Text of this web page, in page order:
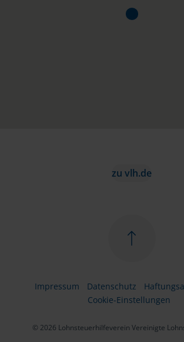
zu vlh.de
Impressum Datenschutz
Cookie-Einstellungen
© 2026 Lohnsteuerhilfeverein Vereinigte